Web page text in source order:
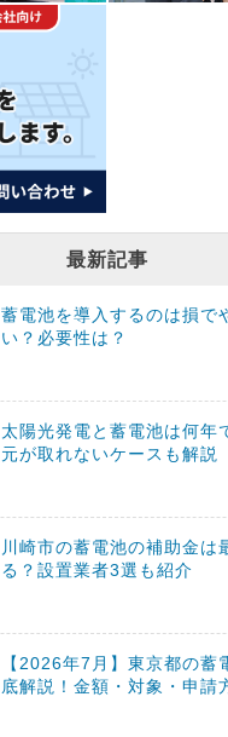
最新記事
蓄電池を導入するのは損で
い？必要性は？
太陽光発電と蓄電池は何年
元が取れないケースも解説
川崎市の蓄電池の補助金は
る？設置業者3選も紹介
【2026年7月】東京都の蓄
底解説！金額・対象・申請